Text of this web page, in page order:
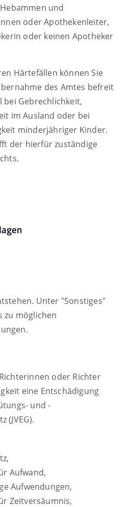
und
oder Apothekenleiter,
oder keinen Apotheker
Härtefällen können Sie
des Amtes befreit
bei Gebrechlichkeit,
im Ausland oder bei
minderjähriger Kinder.
der hierfür zuständige
Unter "Sonstiges"
zu möglichen
oder Richter
eine Entschädigung
und -
(JVEG).
Aufwand,
Aufwendungen,
Zeitversäumnis,